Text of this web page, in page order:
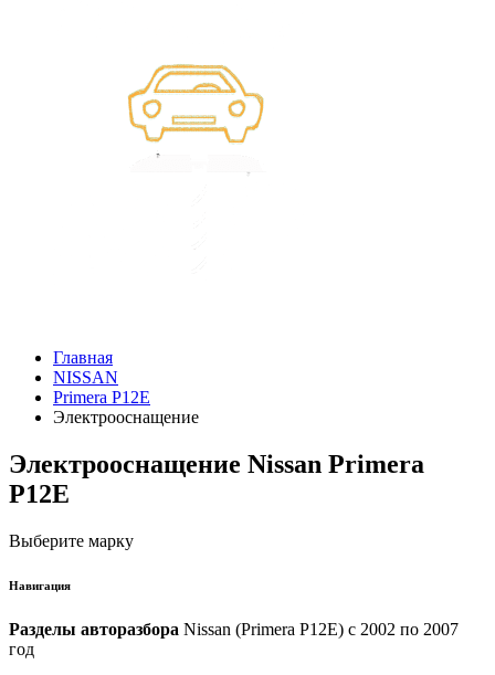
Главная
NISSAN
Primera P12E
Электрооснащение
Электрооснащение Nissan Primera
P12E
Выберите марку
Навигация
Разделы авторазбора Nissan (Primera P12E) с 2002 по 2007
год